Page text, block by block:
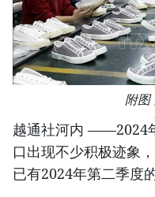
附图
越通社河内 ——2024
口出现不少积极迹象
已有2024年第二季度